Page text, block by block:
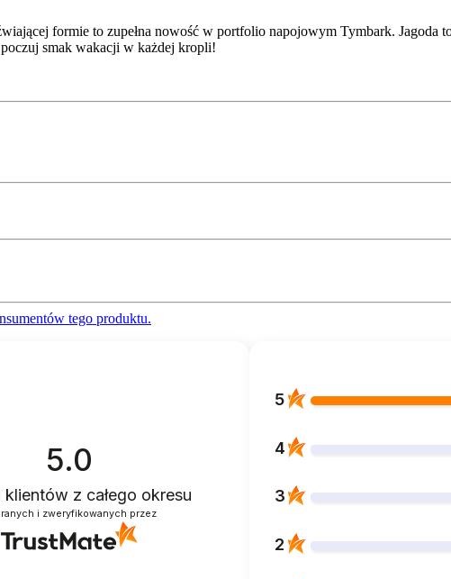
formie to zupełna nowość w portfolio napojowym Tymbark. Jagoda
smak wakacji w każdej kropli!
tego produktu.
5.0
klientów z całego okresu
i zweryfikowanych przez
5
4
3
2